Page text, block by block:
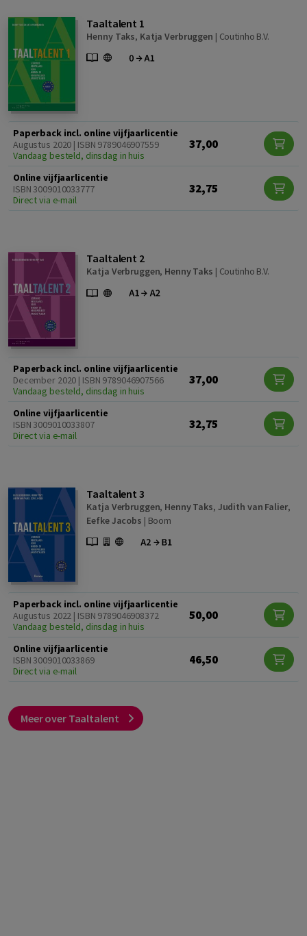
Taaltalent 1
Henny Taks, Katja Verbruggen | Coutinho B.V.
Paperback incl. online vijfjaarlicentie
Augustus 2020 | ISBN 9789046907559
Vandaag besteld, dinsdag in huis
37,00
Online vijfjaarlicentie
ISBN 3009010033777
Direct via e-mail
32,75
Taaltalent 2
Katja Verbruggen, Henny Taks | Coutinho B.V.
Paperback incl. online vijfjaarlicentie
December 2020 | ISBN 9789046907566
Vandaag besteld, dinsdag in huis
37,00
Online vijfjaarlicentie
ISBN 3009010033807
Direct via e-mail
32,75
Taaltalent 3
Katja Verbruggen, Henny Taks, Judith van Falier,
Eefke Jacobs | Boom
Paperback incl. online vijfjaarlicentie
Augustus 2022 | ISBN 9789046908372
Vandaag besteld, dinsdag in huis
50,00
Online vijfjaarlicentie
ISBN 3009010033869
Direct via e-mail
46,50
Meer over Taaltalent